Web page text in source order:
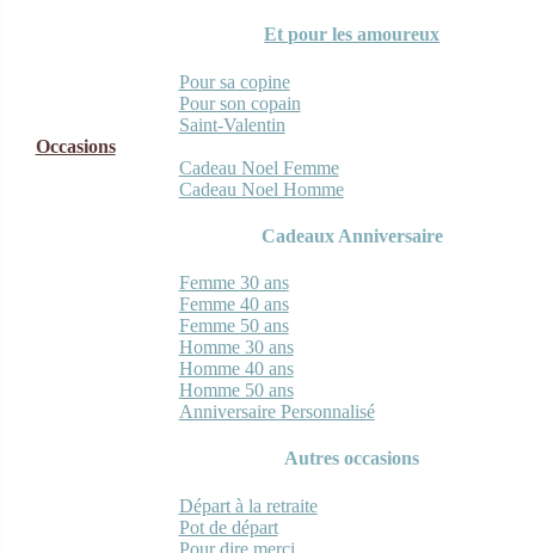
Et pour les amoureux
Pour sa copine
Pour son copain
Saint-Valentin
Occasions
Cadeau Noel Femme
Cadeau Noel Homme
Cadeaux Anniversaire
Femme 30 ans
Femme 40 ans
Femme 50 ans
Homme 30 ans
Homme 40 ans
Homme 50 ans
Anniversaire Personnalisé
Autres occasions
Départ à la retraite
Pot de départ
Pour dire merci